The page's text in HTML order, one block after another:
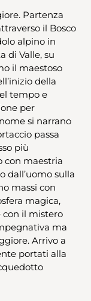
il Bosco
alpino in
di Valle, su
il maestoso
della
tempo e
per
si narrano
passa
più
con maestria
dall’uomo sulla
massi con
magica,
con il mistero
ma
Arrivo a
portati alla